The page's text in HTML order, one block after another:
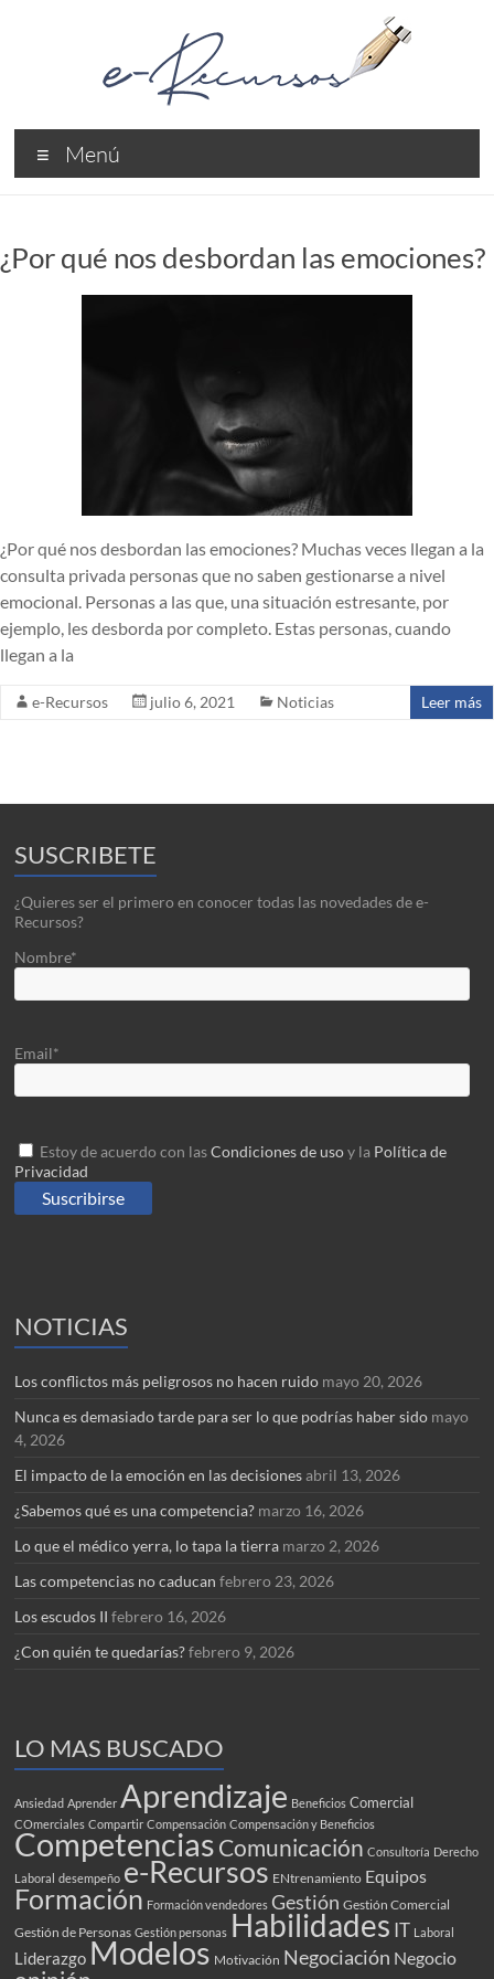
e-
Recursos
Profesionales
Menú
¿Por qué nos desbordan las emociones?
¿Por qué nos desbordan las emociones? Muchas veces llegan a la
consulta privada personas que no saben gestionarse a nivel
emocional. Personas a las que, una situación estresante, por
ejemplo, les desborda por completo. Estas personas, cuando
llegan a la
e-Recursos julio 6, 2021 Noticias Leer más
SUSCRIBETE
¿Quieres ser el primero en conocer todas las novedades de e-
Recursos?
Nombre*
Email*
Estoy de acuerdo con lasCondiciones de usoy la Política de
Privacidad
NOTICIAS
Los conflictos más peligrosos no hacen ruido mayo 20, 2026
Nunca es demasiado tarde para ser lo que podrías haber sido mayo
4, 2026
El impacto de la emoción en las decisiones abril 13, 2026
¿Sabemos qué es una competencia? marzo 16, 2026
Lo que el médico yerra, lo tapa la tierra marzo 2, 2026
Las competencias no caducan febrero 23, 2026
Los escudos II febrero 16, 2026
¿Con quién te quedarías? febrero 9, 2026
LO MAS BUSCADO
Ansiedad Aprender Aprendizaje Beneficios Comercial
COmerciales Compartir Compensación Compensación y Beneficios
Competencias Comunicación Consultoría Derecho
Laboral desempeño e-Recursos ENtrenamiento Equipos
Formación Formación vendedores Gestión Gestión Comercial
Gestión de Personas Gestión personas Habilidades IT Laboral
Liderazgo Modelos Motivación Negociación Negocio